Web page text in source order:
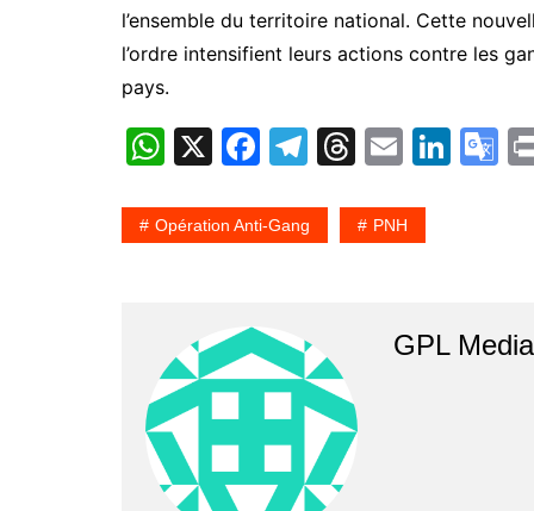
l’ensemble du territoire national. Cette
l’ordre intensifient leurs actions contre les
pays.
W
at
p
X
F
c
o
o
k
T
e
m
T
e
E
ai
Li
n
G
Tr
Opération Anti-Gang PNH
GPL